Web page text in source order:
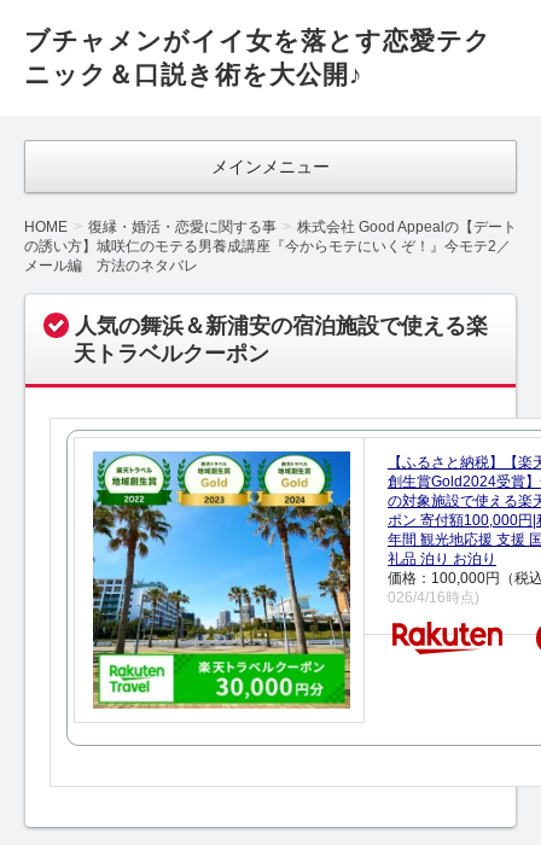
ブチャメンがイイ女を落とす恋愛テク
ニック＆口説き術を大公開♪
メインメニュー
HOME 復縁・婚活・恋愛に関する事
株式会社 Good Appealの【デート
の誘い方】城咲仁のモテる男養成講座『今からモテにいくぞ！』今モテ2／
メール編 方法のネタバレ
人気の舞浜＆新浦安の宿泊施設で使える楽
天トラベルクーポン
【ふるさと納税】【楽
創生賞Gold2024受賞
の対象施設で使える楽
ポン 寄付額100,000円|
年間 観光地応援 支援
礼品 泊り お泊り
価格：100,000円（税
026/4/16時点)